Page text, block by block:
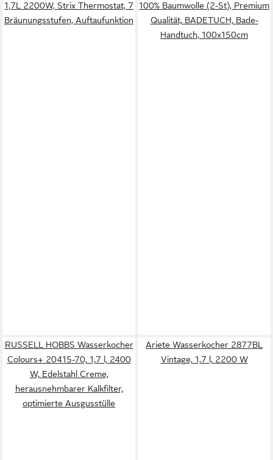
1,7L 2200W, Strix Thermostat, 7
Bräunungsstufen, Auftaufunktion
100% Baumwolle (2-St), Premium
Qualität, BADETUCH, Bade-
Handtuch, 100x150cm
RUSSELL HOBBS Wasserkocher
Colours+ 20415-70, 1,7 l, 2400
W, Edelstahl Creme,
herausnehmbarer Kalkfilter,
optimierte Ausgusstülle
Ariete Wasserkocher 2877BL
Vintage, 1,7 l, 2200 W